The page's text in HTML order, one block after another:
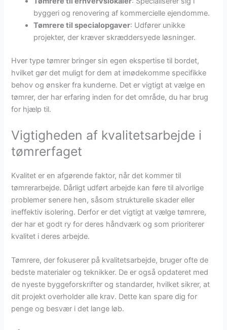
byggeri og renovering af kommercielle ejendomme.
Tømrere til specialopgaver: Udfører unikke
projekter, der kræver skræddersyede løsninger.
Hver type tømrer bringer sin egen ekspertise til bordet,
hvilket gør det muligt for dem at imødekomme specifikke
behov og ønsker fra kunderne. Det er vigtigt at vælge en
tømrer, der har erfaring inden for det område, du har brug
for hjælp til.
Vigtigheden af kvalitetsarbejde i
tømrerfaget
Kvalitet er en afgørende faktor, når det kommer til
tømrerarbejde. Dårligt udført arbejde kan føre til alvorlige
problemer senere hen, såsom strukturelle skader eller
ineffektiv isolering. Derfor er det vigtigt at vælge tømrere,
der har et godt ry for deres håndværk og som prioriterer
kvalitet i deres arbejde.
Tømrere, der fokuserer på kvalitetsarbejde, bruger ofte de
bedste materialer og teknikker. De er også opdateret med
de nyeste byggeforskrifter og standarder, hvilket sikrer, at
dit projekt overholder alle krav. Dette kan spare dig for
penge og besvær i det lange løb.